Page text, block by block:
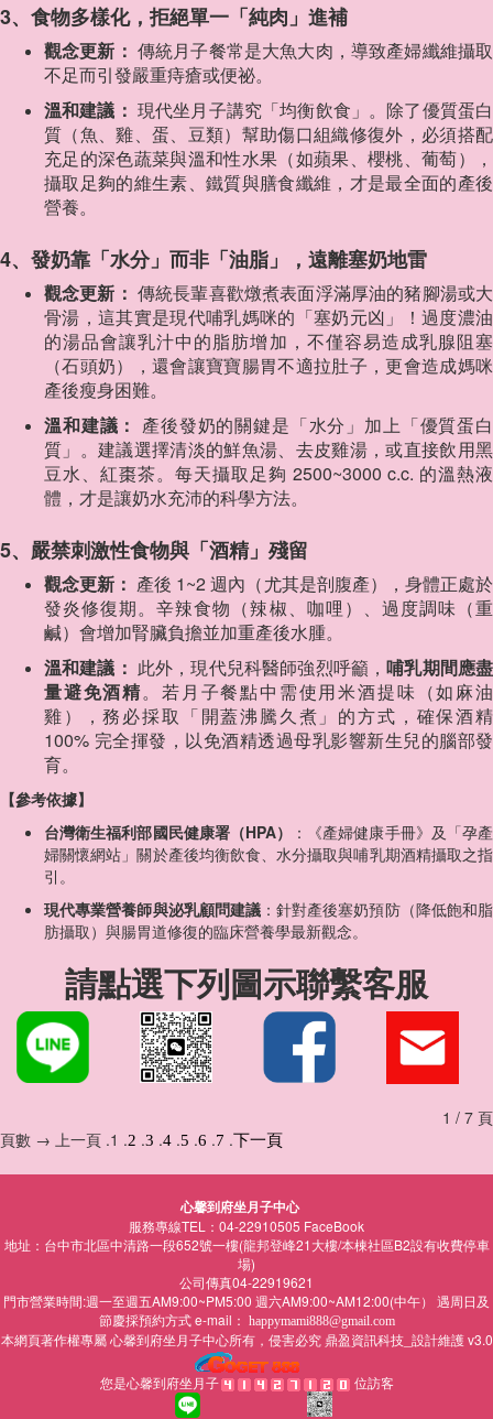
3、食物多樣化，拒絕單一「純肉」進補
觀念更新： 傳統月子餐常是大魚大肉，導致產婦纖維攝取
不足而引發嚴重痔瘡或便祕。
溫和建議： 現代坐月子講究「均衡飲食」。除了優質蛋白
質（魚、雞、蛋、豆類）幫助傷口組織修復外，必須搭配
充足的深色蔬菜與溫和性水果（如蘋果、櫻桃、葡萄），
攝取足夠的維生素、鐵質與膳食纖維，才是最全面的產後
營養。
4、發奶靠「水分」而非「油脂」，遠離塞奶地雷
觀念更新： 傳統長輩喜歡燉煮表面浮滿厚油的豬腳湯或大
骨湯，這其實是現代哺乳媽咪的「塞奶元凶」！過度濃油
的湯品會讓乳汁中的脂肪增加，不僅容易造成乳腺阻塞
（石頭奶），還會讓寶寶腸胃不適拉肚子，更會造成媽咪
產後瘦身困難。
溫和建議： 產後發奶的關鍵是「水分」加上「優質蛋白
質」。建議選擇清淡的鮮魚湯、去皮雞湯，或直接飲用黑
豆水、紅棗茶。每天攝取足夠 2500~3000 c.c. 的溫熱液
體，才是讓奶水充沛的科學方法。
5、嚴禁刺激性食物與「酒精」殘留
觀念更新： 產後 1~2 週內（尤其是剖腹產），身體正處於
發炎修復期。辛辣食物（辣椒、咖哩）、過度調味（重
鹹）會增加腎臟負擔並加重產後水腫。
溫和建議： 此外，現代兒科醫師強烈呼籲，哺乳期間應盡
量避免酒精。若月子餐點中需使用米酒提味（如麻油
雞），務必採取「開蓋沸騰久煮」的方式，確保酒精
100% 完全揮發，以免酒精透過母乳影響新生兒的腦部發
育。
【參考依據】
台灣衛生福利部國民健康署（HPA）
：《產婦健康手冊》及「孕產
婦關懷網站」關於產後均衡飲食、水分攝取與哺乳期酒精攝取之指
引。
現代專業營養師與泌乳顧問建議 ：針對產後塞奶預防（降低飽和脂
肪攝取）與腸胃道修復的臨床營養學最新觀念。
請點選下列圖示聯繫客服
1 / 7 頁
頁數 → 上一頁 .1 .2 .3 .4 .5 .6 .7 .下一頁
心馨到府坐月子中心
服務專線TEL：04-22910505 FaceBook
地址：台中市北區中清路一段652號一樓(龍邦登峰21大樓/本棟社區B2設有收費停車
場)
公司傳真04-22919621
門市營業時間:週一至週五AM9:00~PM5:00 週六AM9:00~AM12:00(中午） 遇周日及
節慶採預約方式 e-mail： happymami888@gmail.com
本網頁著作權專屬心馨到府坐月子中心所有，侵害必究 鼎盈資訊科技_設計維護 v3.0
您是心馨到府坐月子 位訪客